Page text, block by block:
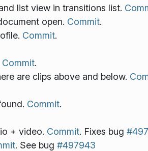
list view in transitions list.
open. Commit.
Commit.
Commit.
are clips above and below.
Commit.
+ video. Commit. Fixes bug
. See bug #497943